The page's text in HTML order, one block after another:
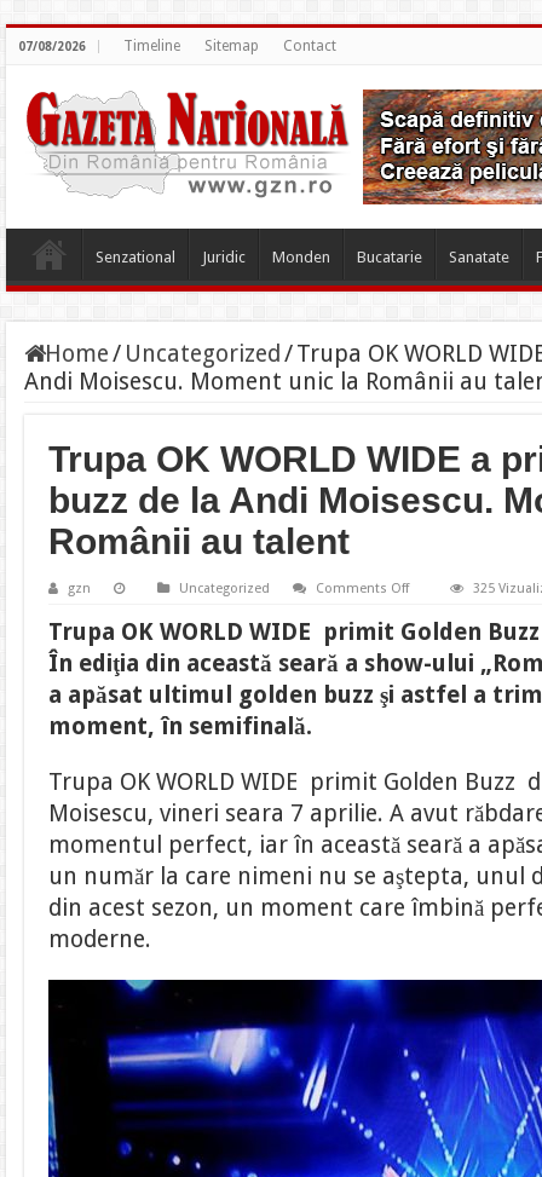
07/08/2026 Timeline Sitemap Contact
Senzational Juridic Monden Bucatarie Sanatate
Home/ Uncategorized /Trupa OK WORLD
Andi Moisescu. Moment unic la Românii au
Trupa OK WORLD WIDE a
buzz de la Andi Moisescu.
Românii au talent
gzn Uncategorized Comments Offon
WORLD
a
primit
golden
Moisescu.
Moment
unic
la
Românii
au
talent
325
Trupa OK WORLD WIDE primit Golden
În ediţia din această seară a show-ului
a apăsat ultimul golden buzz şi astfel a
moment, în semifinală.
Trupa OK WORLD WIDE primit Golden Buzz
Moisescu, vineri seara 7 aprilie. A avut
momentul perfect, iar în această seară a
un număr la care nimeni nu se aştepta, unul
din acest sezon, un moment care îmbină
moderne.